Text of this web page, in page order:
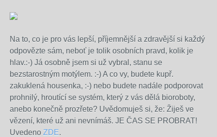
Na to, co je pro vás lepší, příjemnější a zdravější si každý
odpovězte sám, neboť je tolik osobních pravd, kolik je
hlav.:-) Já osobně jsem si už vybral, stanu se
bezstarostným motýlem. :-) A co vy, budete kupř.
zakuklená housenka, :-) nebo budete nadále podporovat
prohnilý, hroutící se systém, který z vás dělá bioroboty,
anebo konečně prozřete? Uvědomuješ si, že: Žiješ ve
vězení, které už ani nevnímáš. JE ČAS SE PROBRAT!
Uvedeno ZDE.